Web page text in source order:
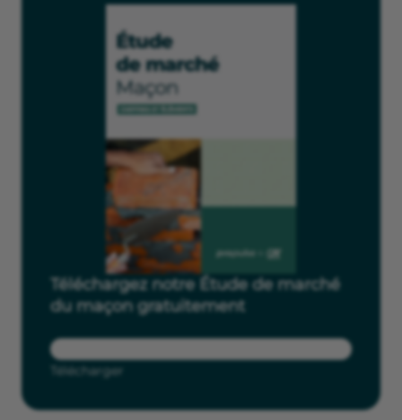
Téléchargez notre Étude de marché
du maçon gratuitement
Télécharger